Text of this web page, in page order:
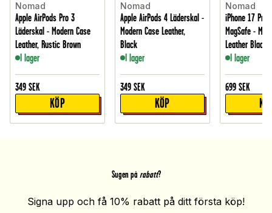
Nomad
Apple AirPods Pro 3
Läderskal - Modern Case
Leather, Rustic Brown
I lager
349 SEK
KÖP
Nomad
Apple AirPods 4 Läderskal -
Modern Case Leather,
Black
I lager
349 SEK
KÖP
Nomad
iPhone 17 Pro
MagSafe -
Leather Black
I lager
699 SEK
Sugen på rabatt?
Signa upp och få 10% rabatt på ditt första köp!